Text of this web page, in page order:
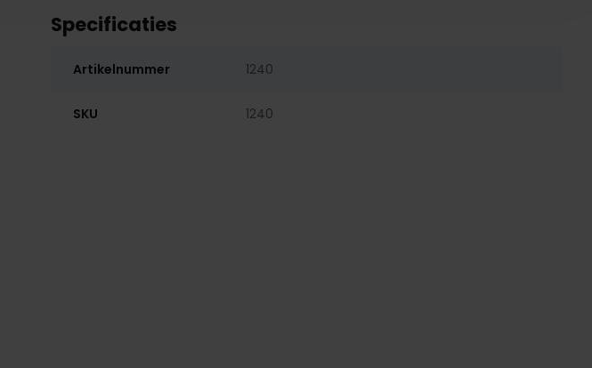
Specificaties
Artikelnummer 1240
SKU 1240